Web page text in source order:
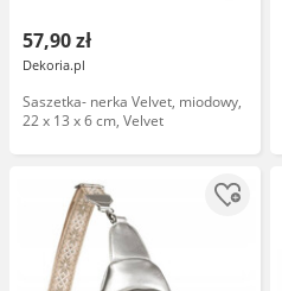
57,90 zł
Dekoria.pl
Saszetka- nerka Velvet, miodowy,
22 x 13 x 6 cm, Velvet